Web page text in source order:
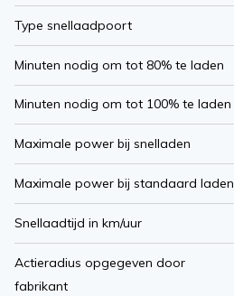
Type snellaadpoort
Minuten nodig om tot 80% te laden
Minuten nodig om tot 100% te laden
Maximale power bij snelladen
Maximale power bij standaard laden
Snellaadtijd in km/uur
Actieradius opgegeven door
fabrikant